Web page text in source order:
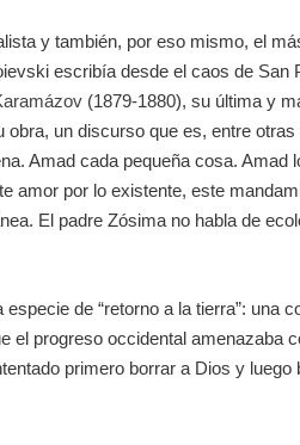
y también, por eso mismo, el
escribía desde el caos de San
(1879-1880), su última y
un discurso que es, entre
Amad cada pequeña cosa. Amad
amor por lo existente, este
El padre Zósima no habla de
especie de “retorno a la tierra”: una
el progreso occidental amenazaba
primero borrar a Dios y luego